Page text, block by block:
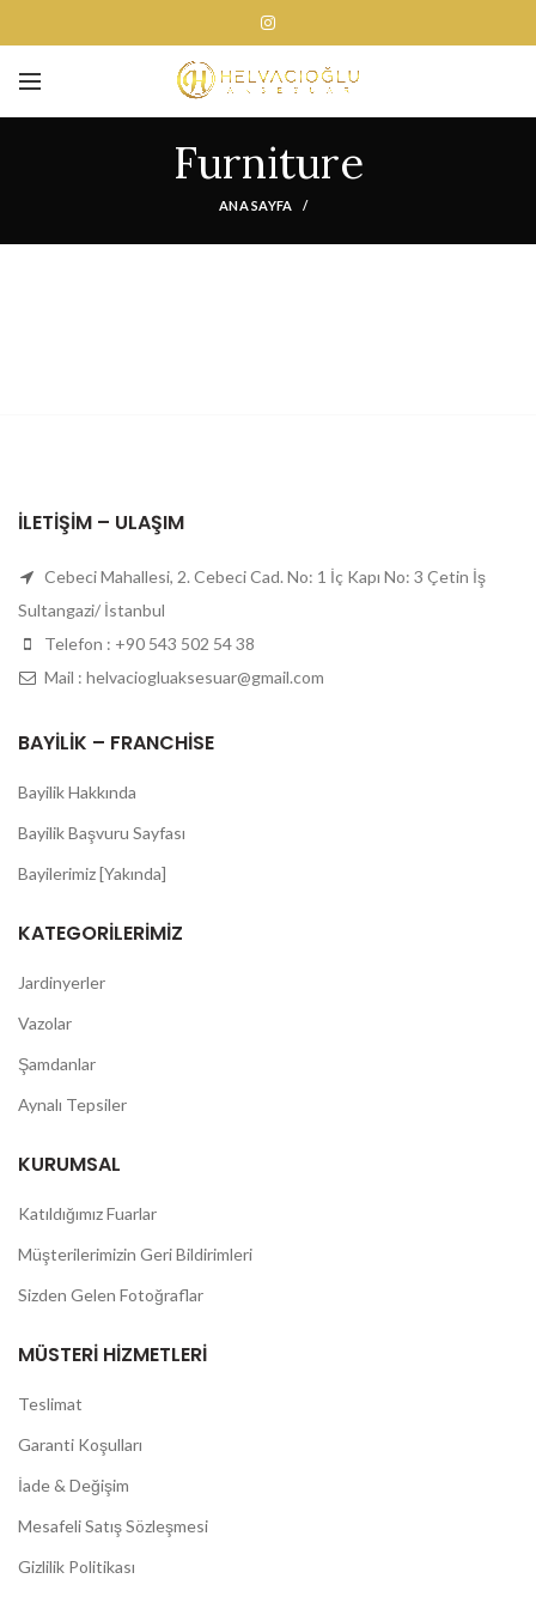
Furniture
ANA SAYFA
İLETIŞIM – ULAŞIM
Cebeci Mahallesi, 2. Cebeci Cad. No: 1 İç Kapı No: 3 Çetin İş
Sultangazi/ İstanbul
Telefon : +90 543 502 54 38
Mail : helvaciogluaksesuar@gmail.com
BAYILIK – FRANCHISE
Bayilik Hakkında
Bayilik Başvuru Sayfası
Bayilerimiz [Yakında]
KATEGORILERIMIZ
Jardinyerler
Vazolar
Şamdanlar
Aynalı Tepsiler
KURUMSAL
Katıldığımız Fuarlar
Müşterilerimizin Geri Bildirimleri
Sizden Gelen Fotoğraflar
MÜSTERI HIZMETLERI
Teslimat
Garanti Koşulları
İade & Değişim
Mesafeli Satış Sözleşmesi
Gizlilik Politikası